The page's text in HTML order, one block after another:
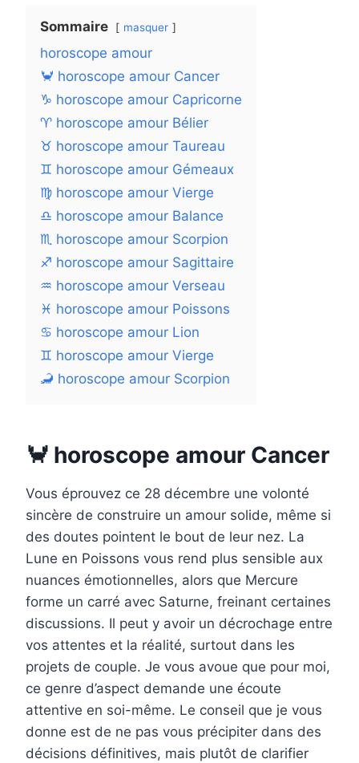
Sommaire masquer
horoscope amour
🦀 horoscope amour Cancer
♑ horoscope amour Capricorne
♈ horoscope amour Bélier
♉ horoscope amour Taureau
♊ horoscope amour Gémeaux
♍ horoscope amour Vierge
♎ horoscope amour Balance
♏ horoscope amour Scorpion
♐ horoscope amour Sagittaire
♒ horoscope amour Verseau
♓ horoscope amour Poissons
♋ horoscope amour Lion
♊ horoscope amour Vierge
🦂 horoscope amour Scorpion
🦀 horoscope amour Cancer
Vous éprouvez ce 28 décembre une volonté
sincère de construire un amour solide, même si
des doutes pointent le bout de leur nez. La
Lune en Poissons vous rend plus sensible aux
nuances émotionnelles, alors que Mercure
forme un carré avec Saturne, freinant certaines
discussions. Il peut y avoir un décrochage entre
vos attentes et la réalité, surtout dans les
projets de couple. Je vous avoue que pour moi,
ce genre d’aspect demande une écoute
attentive en soi-même. Le conseil que je vous
donne est de ne pas vous précipiter dans des
décisions définitives, mais plutôt de clarifier